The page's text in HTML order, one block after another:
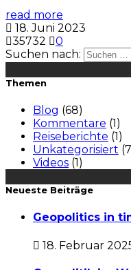
read more
18. Juni 2023
35732
0
Suchen nach:
Themen
Blog (68)
Kommentare (1)
Reiseberichte (1)
Unkategorisiert
Videos (1)
Neueste Beiträge
Geopolitics in
18. Februar